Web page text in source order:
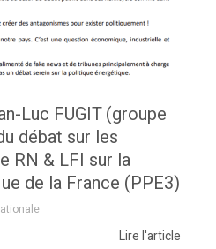
Luc FUGIT (groupe
débat sur les
RN & LFI sur la
de la France (PPE3)
Lire l'article